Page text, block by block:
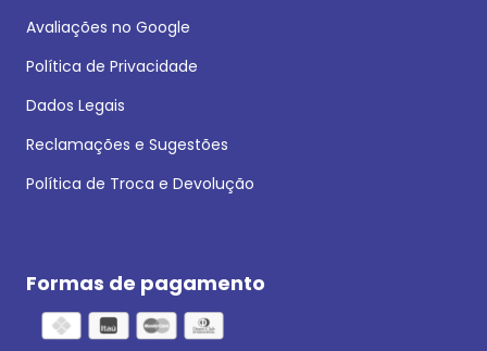
Avaliações no Google
Política de Privacidade
Dados Legais
Reclamações e Sugestões
Política de Troca e Devolução
Formas de pagamento